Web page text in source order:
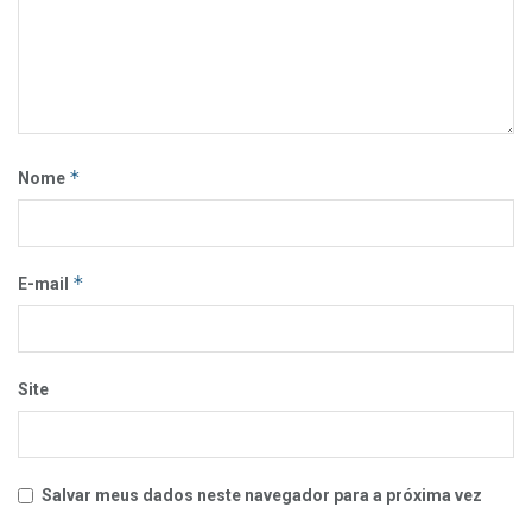
Nome *
E-mail *
Site
Salvar meus dados neste navegador para a próxima vez